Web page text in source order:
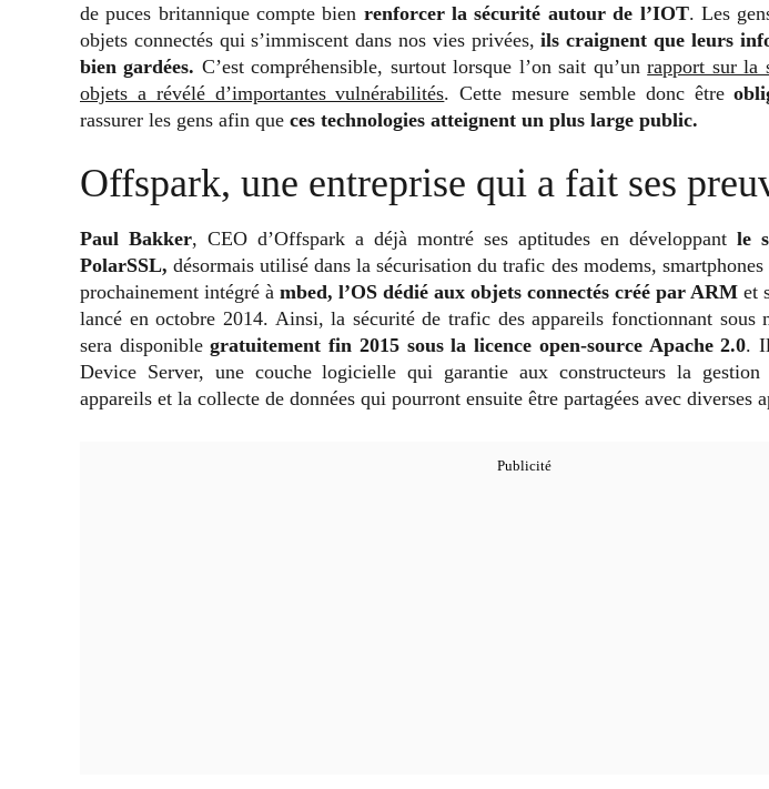
de puces britannique compte bien renforcer la sécurité autour de l’IOT. Les
objets connectés qui s’immiscent dans nos vies privées,ils craignent que leurs
bien gardées. C’est compréhensible, surtout lorsque l’on sait qu’unrapport sur la
objets a révélé d’importantes vulnérabilités. Cette mesure semble donc être
rassurer les gens afin que ces technologies atteignent un plus large public.
Offspark, une entreprise qui a fait ses
Paul Bakker, CEO d’Offspark a déjà montré ses aptitudes en développant le
PolarSSL, désormais utilisé dans la sécurisation du trafic des modems,
prochainement intégré à mbed, l’OS dédié aux objets connectés créé par ARM et
lancé en octobre 2014. Ainsi, la sécurité de trafic des appareils fonctionnant sous
sera disponiblegratuitement fin 2015 sous la licence open-source Apache 2.0.
Device Server, une couche logicielle qui garantie aux constructeurs la gestion
appareils et la collecte de données qui pourront ensuite être partagées avec diverses